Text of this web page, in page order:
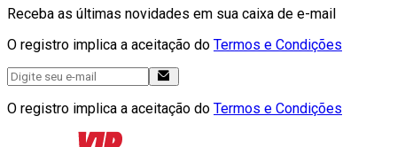
Receba as últimas novidades em sua caixa de e-mail
O registro implica a aceitação do Termos e Condições
O registro implica a aceitação do Termos e Condições